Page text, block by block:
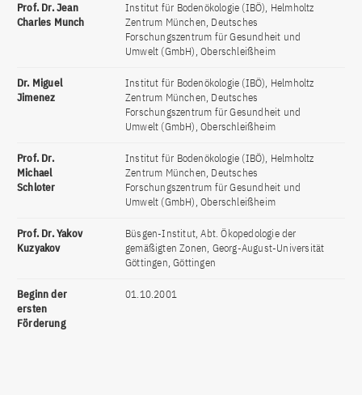
Prof. Dr. Jean
Charles Munch
Institut für Bodenökologie (IBÖ), Helmholtz
Zentrum München, Deutsches
Forschungszentrum für Gesundheit und
Umwelt (GmbH), Oberschleißheim
Dr. Miguel
Jimenez
Institut für Bodenökologie (IBÖ), Helmholtz
Zentrum München, Deutsches
Forschungszentrum für Gesundheit und
Umwelt (GmbH), Oberschleißheim
Prof. Dr.
Michael
Schloter
Institut für Bodenökologie (IBÖ), Helmholtz
Zentrum München, Deutsches
Forschungszentrum für Gesundheit und
Umwelt (GmbH), Oberschleißheim
Prof. Dr. Yakov
Kuzyakov
Büsgen-Institut, Abt. Ökopedologie der
gemäßigten Zonen, Georg-August-Universität
Göttingen, Göttingen
Beginn der
ersten
Förderung
01.10.2001